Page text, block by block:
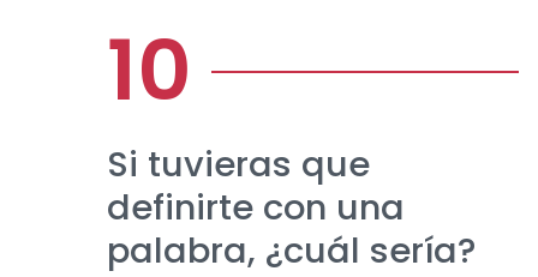
Si tuvieras que
definirte con una
palabra, ¿cuál sería?